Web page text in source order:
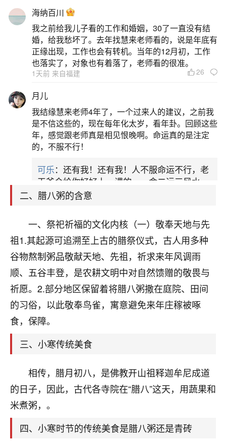
的问题，但是小问题不注意可能会引起大麻烦，下
面就这个问题给大家做一些解读：
一、小寒节气的美食是腊八粥还是青团
小寒节气美食的传统食物是腊八粥。腊八粥的
习俗源自宋代，据徐珂《清稗类钞》记载，腊八这
一天，东京的各大寺庙会熬制由七宝五味和糯米制
成的腊八粥，民间也纷纷效仿。南宋吴自牧《梦梁
录》中提到：“此月八日，寺院谓之腊八。大刹等
寺，俱设五味粥，名曰腊八粥。”腊八的风俗显然受
到了佛教的影响。相传佛陀释迦牟尼在成道前，六
二、腊八粥的含意
一、祭祀祈福的文化内核（一）敬奉天地与先
祖1.其起源可追溯至上古的腊祭仪式，古人用多种
谷物熬制粥品敬献天地、先祖，祈求来年风调雨
顺、五谷丰登，是农耕文明中对自然馈赠的敬畏与
祈愿。2.部分地区保留着将腊八粥撒在庭院、田间
的习俗，以此敬奉鸟雀，寓意避免来年庄稼被啄
食，保障。
三、小寒传统美食
相传，腊月初八，是佛教开山祖释迦牟尼成道
的日子，因此，古代各寺院在“腊八”这天，用蔬果和
米煮粥，。
四、小寒时节的传统美食是腊八粥还是青砖
海纳百川
我之前给我儿子看的工作和婚姻，30了一直没有结
婚，给我愁坏了。去年找慧来老师看的，说是年底有
正缘出现，工作也会有转机。当年的12月初，工作
也落实了，对象也有着落了，老师看的很准。
1天前 来自福建 26
月儿
我结缘慧来老师4年了，一个过来人的建议，之前我
是不信这些的，现在每年化太岁，看年卦。回顾这些
年，感觉跟老师真是相见恨晚啊。命运真的是注定
的，不服不行！
可乐：还有我！还有我！人不服命运不行，老
天爷会给你好好上一课的。一命二运三风水，
哪样不服都不行！
卦，认识老师3年了，都是缘分啊！
17分钟前 来自湖北 19
心若莲花
我是做餐饮的，这两年，生意屡屡受挫，店开一家关
一家，要么生意不好，生意好的就出事。前些年攒的
家底快败光了，真是倒霉！我也想找人看看到底怎么
回事？
啊！
是我从找店开始都是找慧来老师跟进的，选
址、风水、还有开业日子，哪哪都看了，虽然
大环境不好，但是我家生意还可以，前几天又
刚找老师做了补财库，希望财运更好一点！
2小时前 来自海南